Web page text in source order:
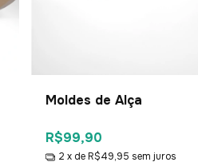
Moldes de Alça
R$99,90
2 x de R$49,95 sem juros